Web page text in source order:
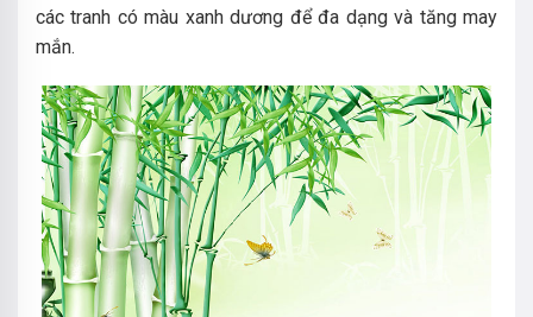
các tranh có màu xanh dương để đa dạng và tăng may
mắn.